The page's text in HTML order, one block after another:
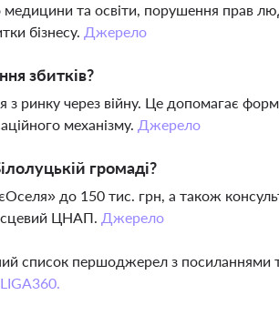
медицини та освіти, порушення прав
бізнесу. Джерело
збитків?
ринку через війну. Це допомагає
механізму. Джерело
громаді?
до 150 тис. грн, а також
ЦНАП. Джерело
список першоджерел з посиланнями